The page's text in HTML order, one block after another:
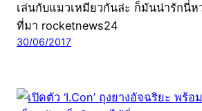
เล่นกับแมวเหมียวกันล่ะ ก็มันน่ารักนี่
ที่มา rocketnews24
30/06/2017